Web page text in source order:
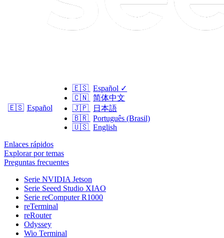
🇪🇸 Español
🇪🇸 Español ✓
🇨🇳 简体中文
🇯🇵
日本語
🇧🇷 Português (Brasil)
🇺🇸 English
Enlaces rápidos
Explorar por temas
Preguntas frecuentes
Serie NVIDIA Jetson
Serie Seeed Studio XIAO
Serie reComputer R1000
reTerminal
reRouter
Odyssey
Wio Terminal